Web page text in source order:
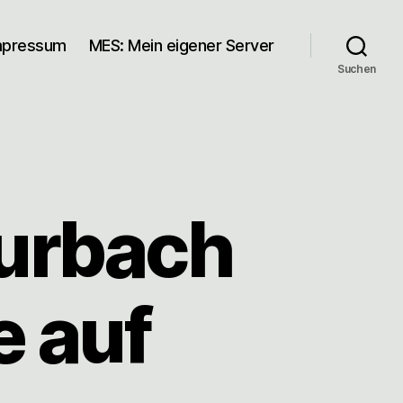
MES: Mein eigener Server
Suchen
auf